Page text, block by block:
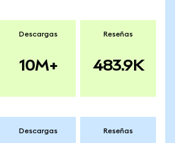
Descargas
10M+
Reseñas
483.9K
Descargas Reseñas